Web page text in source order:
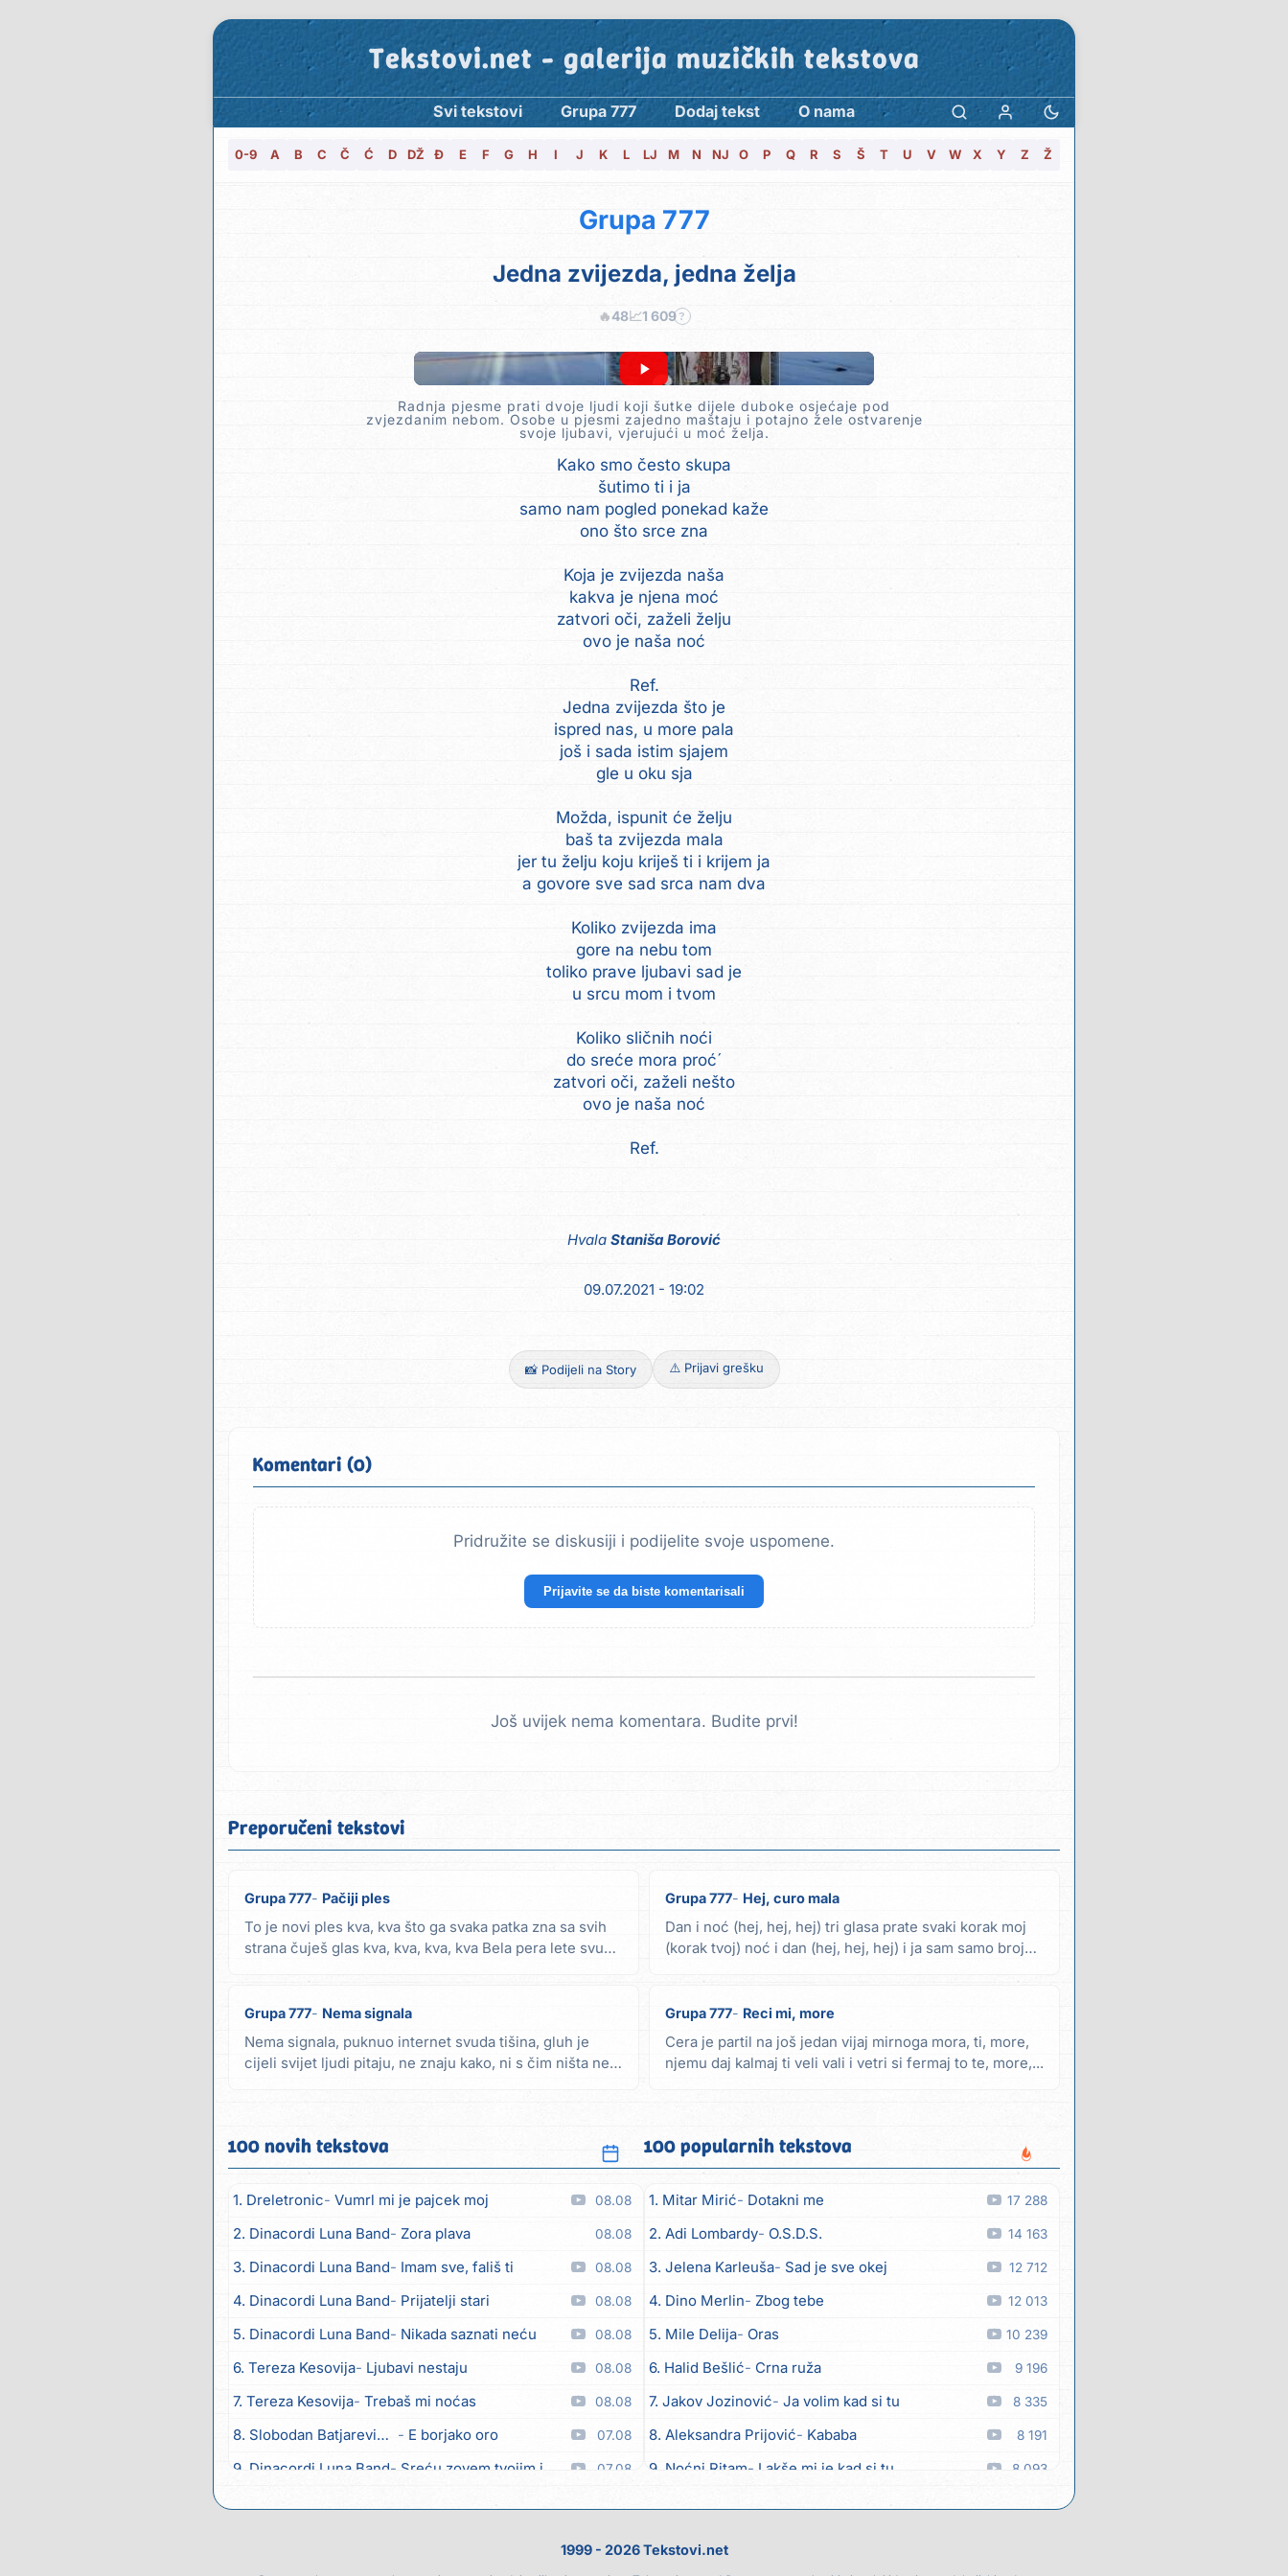
Tekstovi.net - galerija muzičkih tekstova
Svi tekstovi Grupa 777 Dodaj tekst O nama
0-9 A B C Č Ć D DŽ Đ E F G H I J K L LJ M N NJ O P Q R S Š T U V W X Y Z Ž
Grupa 777
Jedna zvijezda, jedna želja
🔥48📈1 609 ?
Radnja pjesme prati dvoje ljudi koji šutke dijele duboke osjećaje pod
zvjezdanim nebom. Osobe u pjesmi zajedno maštaju i potajno žele ostvarenje
svoje ljubavi, vjerujući u moć želja.
Kako smo često skupa
šutimo ti i ja
samo nam pogled ponekad kaže
ono što srce zna
Koja je zvijezda naša
kakva je njena moć
zatvori oči, zaželi želju
ovo je naša noć
Ref.
Jedna zvijezda što je
ispred nas, u more pala
još i sada istim sjajem
gle u oku sja
Možda, ispunit će želju
baš ta zvijezda mala
jer tu želju koju kriješ ti i krijem ja
a govore sve sad srca nam dva
Koliko zvijezda ima
gore na nebu tom
toliko prave ljubavi sad je
u srcu mom i tvom
Koliko sličnih noći
do sreće mora proć´
zatvori oči, zaželi nešto
ovo je naša noć
Ref.
Hvala Staniša Borović
09.07.2021 - 19:02
📸 Podijeli na Story ⚠️ Prijavi grešku
Komentari (0)
Pridružite se diskusiji i podijelite svoje uspomene.
Prijavite se da biste komentarisali
Još uvijek nema komentara. Budite prvi!
Preporučeni tekstovi
Grupa 777 Pačiji ples
To je novi ples kva, kva što ga svaka patka zna sa svih
strana čuješ glas kva, kva, kva, kva Bela pera lete svud
Grupa 777 Hej, curo mala
Dan i noć (hej, hej, hej) tri glasa prate svaki korak moj
(korak tvoj) noć i dan (hej, hej, hej) i ja sam samo broj
Grupa 777 Nema signala
Nema signala, puknuo internet svuda tišina, gluh je
cijeli svijet ljudi pitaju, ne znaju kako, ni s čim ništa ne
Grupa 777 Reci mi, more
Cera je partil na još jedan vijaj mirnoga mora, ti, more,
njemu daj kalmaj ti veli vali i vetri si fermaj to te, more,...
100 novih tekstova
1. Dreletronic Vumrl mi je pajcek moj 08.08
2. Dinacordi Luna Band Zora plava 08.08
3. Dinacordi Luna Band Imam sve, fališ ti 08.08
4. Dinacordi Luna Band Prijatelji stari 08.08
5. Dinacordi Luna Band Nikada saznati neću 08.08
6. Tereza Kesovija Ljubavi nestaju 08.08
7. Tereza Kesovija Trebaš mi noćas 08.08
8. Slobodan Batjarević Čobe E borjako oro 07.08
9. Dinacordi Luna Band Sreću zovem tvojim imenom (feat. Kristina Smetko) 07.08
100 popularnih tekstova
1. Mitar Mirić Dotakni me 17 288
2. Adi Lombardy O.S.D.S. 14 163
3. Jelena Karleuša Sad je sve okej 12 712
4. Dino Merlin Zbog tebe 12 013
5. Mile Delija Oras 10 239
6. Halid Bešlić Crna ruža 9 196
7. Jakov Jozinović Ja volim kad si tu 8 335
8. Aleksandra Prijović Kababa 8 191
9. Noćni Ritam Lakše mi je kad si tu 8 093
1999 - 2026 Tekstovi.net